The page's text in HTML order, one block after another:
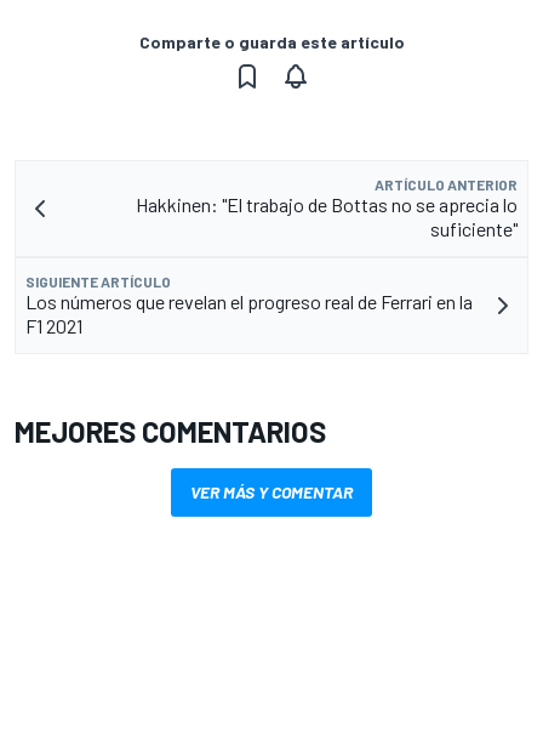
Comparte o guarda este artículo
ARTÍCULO ANTERIOR
Hakkinen: "El trabajo de Bottas no se aprecia lo
suficiente"
SIGUIENTE ARTÍCULO
Los números que revelan el progreso real de Ferrari en la
F1 2021
MEJORES COMENTARIOS
VER MÁS Y COMENTAR